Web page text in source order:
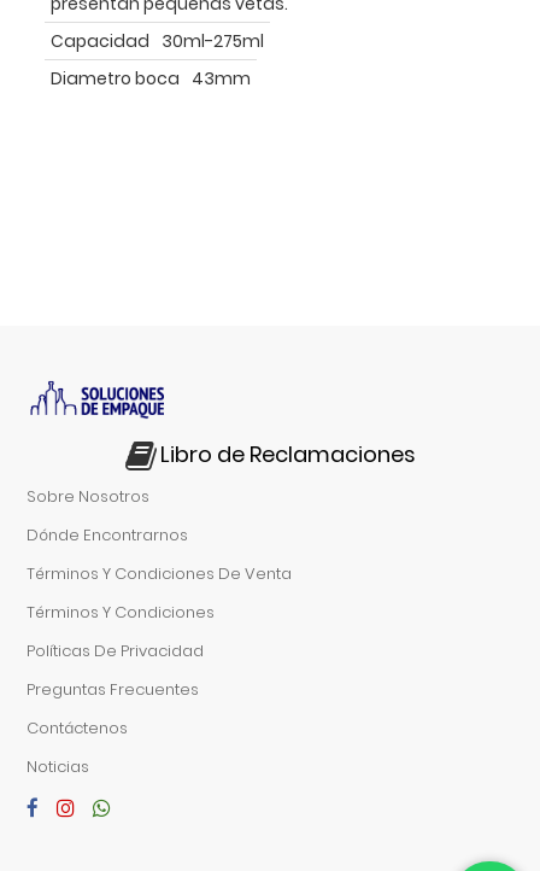
Capacidad 30ml-275ml
Diametro boca 43mm
Libro de Reclamaciones
Sobre Nosotros
Dónde Encontrarnos
Términos Y Condiciones De Venta
Términos Y Condiciones
Políticas De Privacidad
Preguntas Frecuentes
Contáctenos
Noticias